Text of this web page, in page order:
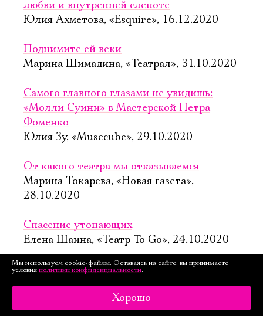
любви и внутренней слепоте
Юлия Ахметова, «Esquire», 16.12.2020
Поднимите ей веки
Марина Шимадина, «Театрал», 31.10.2020
Самого главного глазами не увидишь:
«Молли Суини» в Мастерской Петра
Фоменко
Юлия Зу, «Musecube», 29.10.2020
От какого театра мы отказываемся
Марина Токарева, «Новая газета»,
28.10.2020
Спасение утопающих
Елена Шаина, «Театр To Go», 24.10.2020
«Молли Суини» в Мастерской Фоменко:
спектакль, который учит принимать мир,
Inner Emigrant, «Ваш досуг», 23.10.2020
Мы используем cookie-файлы. Оставаясь на сайте, вы принимаете
условия политики конфиденциальности.
Хорошо